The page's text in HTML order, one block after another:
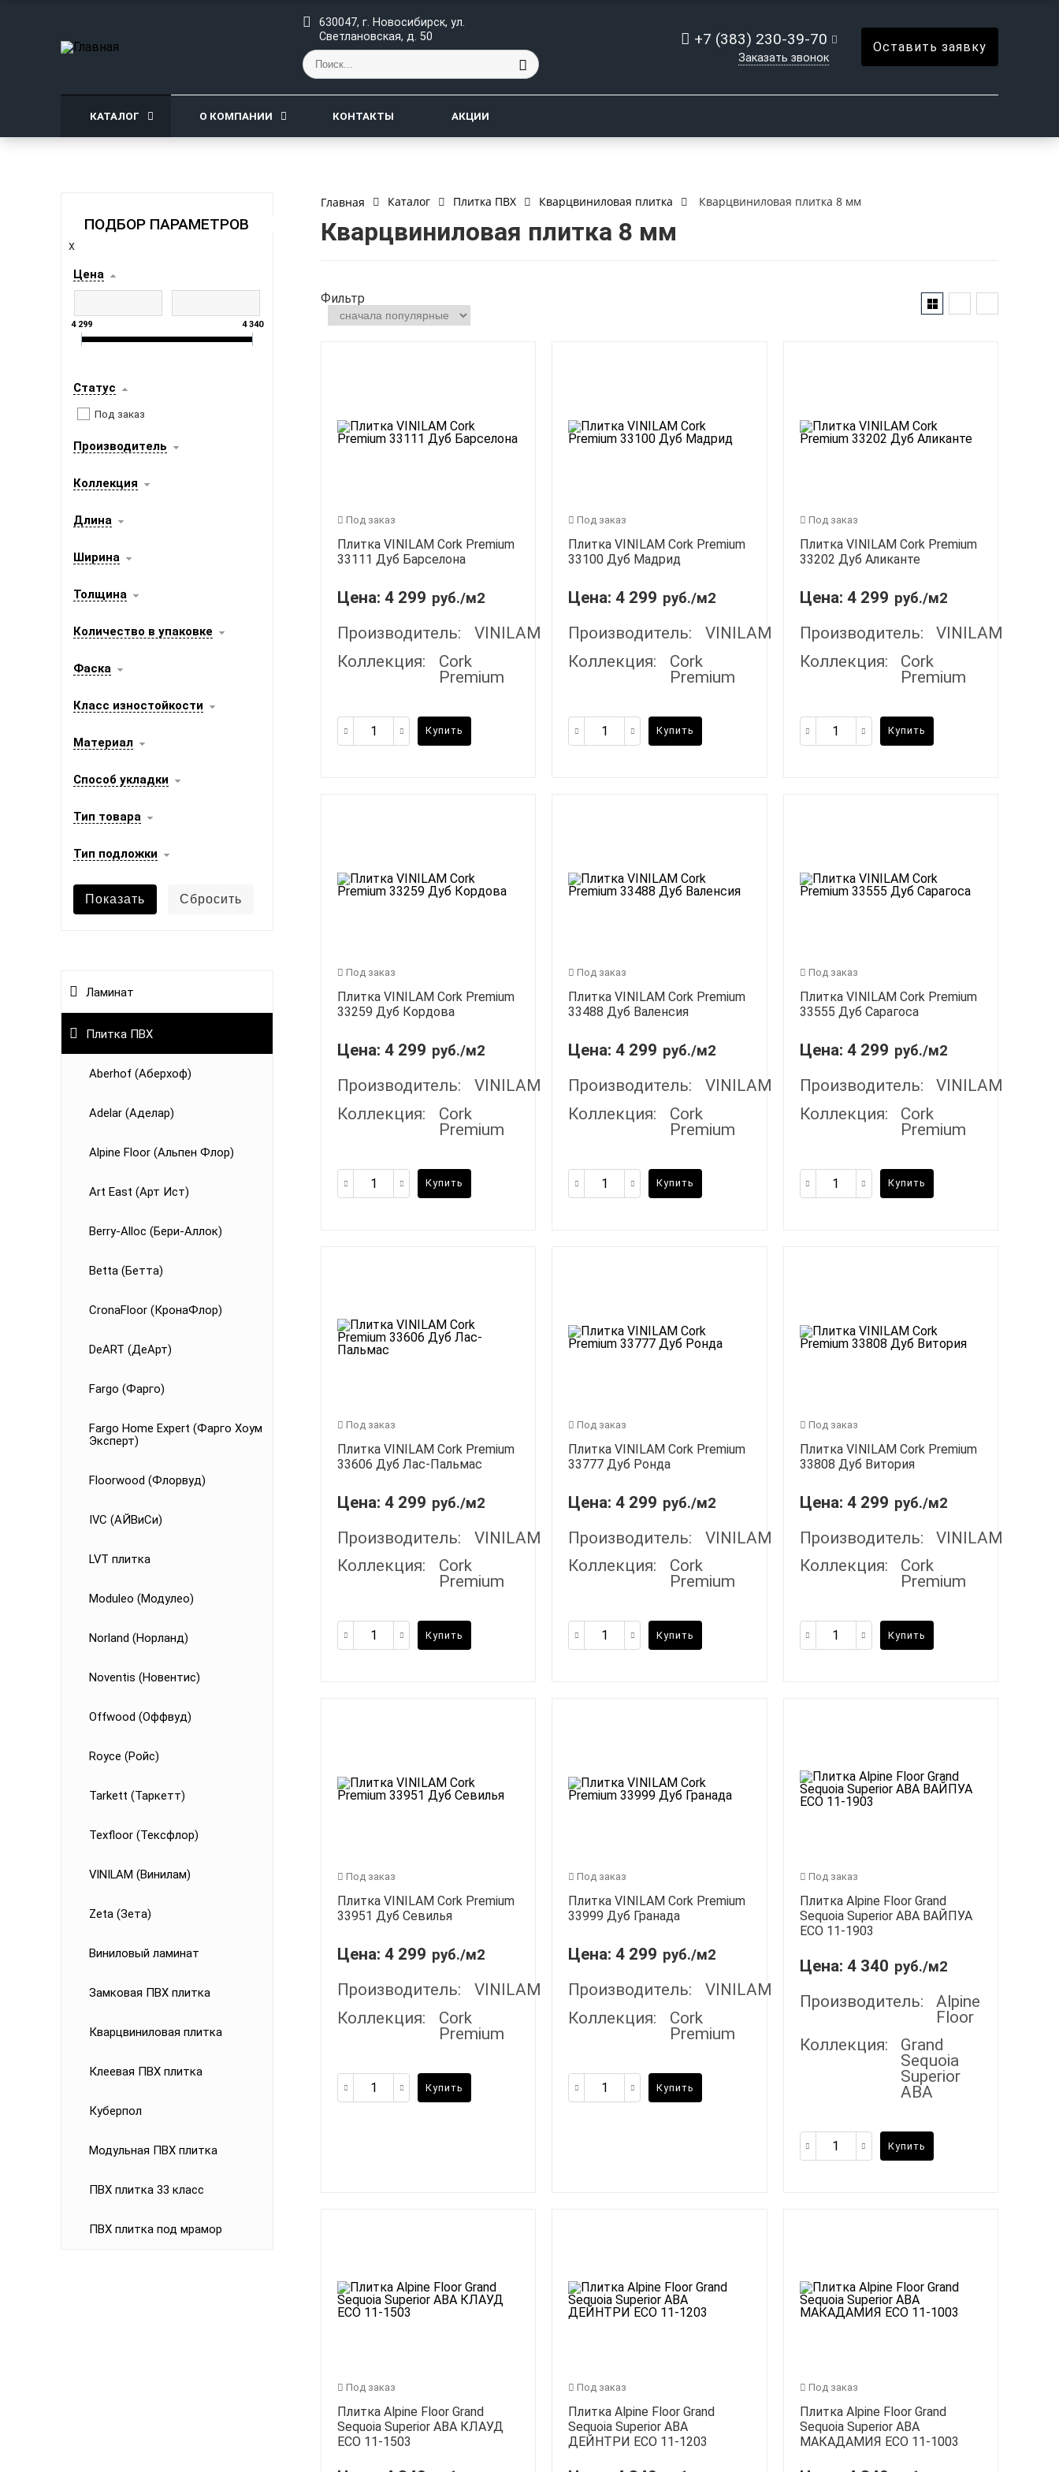
630047, г. Новосибирск, ул.
Светлановская, д. 50
+7 (383) 230-39-70
Заказать звонок
Оставить заявку
КАТАЛОГ О КОМПАНИИ КОНТАКТЫ АКЦИИ
ПОДБОР ПАРАМЕТРОВ
x
Цена
4 299 4 340
Статус
Под заказ
Производитель
Коллекция
Длина
Ширина
Толщина
Количество в упаковке
Фаска
Класс изностойкости
Материал
Способ укладки
Тип товара
Тип подложки
Ламинат
Плитка ПВХ
Aberhof (Аберхоф)
Adelar (Аделар)
Alpine Floor (Альпен Флор)
Art East (Арт Ист)
Berry-Alloc (Бери-Аллок)
Betta (Бетта)
CronaFloor (КронаФлор)
DeART (ДеАрт)
Fargo (Фарго)
Fargo Home Expert (Фарго Хоум
Эксперт)
Floorwood (Флорвуд)
IVC (АЙВиСи)
LVT плитка
Moduleo (Модулео)
Norland (Норланд)
Noventis (Новентис)
Offwood (Оффвуд)
Royce (Ройс)
Tarkett (Таркетт)
Texfloor (Тексфлор)
VINILAM (Винилам)
Zeta (Зета)
Виниловый ламинат
Замковая ПВХ плитка
Кварцвиниловая плитка
Клеевая ПВХ плитка
Куберпол
Модульная ПВХ плитка
ПВХ плитка 33 класс
ПВХ плитка под мрамор
Главная Каталог Плитка ПВХ Кварцвиниловая плитка Кварцвиниловая плитка 8 мм
Кварцвиниловая плитка 8 мм
Фильтр
Под заказ
Плитка VINILAM Cork Premium
33111 Дуб Барселона
Цена: 4 299 руб./м2
Производитель:
VINILAM
Коллекция:
Cork
Premium
Купить
Под заказ
Плитка VINILAM Cork Premium
33100 Дуб Мадрид
Цена:4 299 руб./м2
Производитель:
VINILAM
Коллекция:
Cork
Premium
Купить
Под заказ
Плитка VINILAM Cork Premium
33202 Дуб Аликанте
Цена: 4 299 руб./м2
Производитель:
VINILAM
Коллекция:
Cork
Premium
Купить
Под заказ
Плитка VINILAM Cork Premium
33259 Дуб Кордова
Цена: 4 299 руб./м2
Производитель:
VINILAM
Коллекция:
Cork
Premium
Купить
Под заказ
Плитка VINILAM Cork Premium
33488 Дуб Валенсия
Цена:4 299 руб./м2
Производитель:
VINILAM
Коллекция:
Cork
Premium
Купить
Под заказ
Плитка VINILAM Cork Premium
33555 Дуб Сарагоса
Цена: 4 299 руб./м2
Производитель:
VINILAM
Коллекция:
Cork
Premium
Купить
Под заказ
Плитка VINILAM Cork Premium
33606 Дуб Лас-Пальмас
Цена: 4 299 руб./м2
Производитель:
VINILAM
Коллекция:
Cork
Premium
Купить
Под заказ
Плитка VINILAM Cork Premium
33777 Дуб Ронда
Цена:4 299 руб./м2
Производитель:
VINILAM
Коллекция:
Cork
Premium
Купить
Под заказ
Плитка VINILAM Cork Premium
33808 Дуб Витория
Цена: 4 299 руб./м2
Производитель:
VINILAM
Коллекция:
Cork
Premium
Купить
Под заказ
Плитка VINILAM Cork Premium
33951 Дуб Севилья
Цена: 4 299 руб./м2
Производитель:
VINILAM
Коллекция:
Cork
Premium
Купить
Под заказ
Плитка VINILAM Cork Premium
33999 Дуб Гранада
Цена:4 299 руб./м2
Производитель:
VINILAM
Коллекция:
Cork
Premium
Купить
Под заказ
Плитка Alpine Floor Grand
Sequoia Superior ABA ВАЙПУА
ECO 11-1903
Цена: 4 340 руб./м2
Производитель:
Alpine
Floor
Коллекция:
Grand
Sequoia
Superior
ABA
Купить
Под заказ
Плитка Alpine Floor Grand
Sequoia Superior ABA КЛАУД
ECO 11-1503
Под заказ
Плитка Alpine Floor Grand
Sequoia Superior ABA
ДЕЙНТРИ ECO 11-1203
Под заказ
Плитка Alpine Floor Grand
Sequoia Superior ABA
МАКАДАМИЯ ECO 11-1003